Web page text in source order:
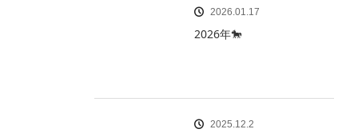
2026.01.17
2026年🐎
2025.12.2